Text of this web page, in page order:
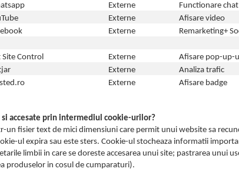
Externe
Functionare chat
Externe
Afisare video
Externe Remarketing+
Site Control Externe
Afisare pop-up-
Externe
Analiza trafic
Externe Afisare badge
accesate prin intermediul cookie-urilor?
un fisier text de mici dimensiuni care permit unui website sa
ul expira sau este sters. Cookie-ul stocheaza informatii
limbii in care se doreste accesarea unui site; pastrarea unui
produselor in cosul de cumparaturi).